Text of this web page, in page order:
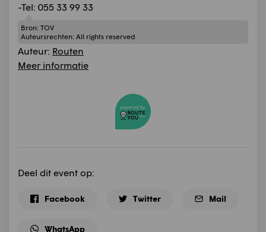
-Tel: 055 33 99 33
Bron: TOV
Auteursrechten: All rights reserved
Auteur: Routen
Meer informatie
Deel dit event op:
Facebook Twitter Mail
WhatsApp